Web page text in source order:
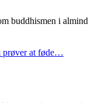
buddhismen i
prøver at føde…